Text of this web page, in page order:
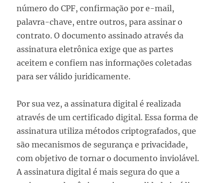
número do CPF, confirmação por e-mail,
palavra-chave, entre outros, para assinar o
contrato. O documento assinado através da
assinatura eletrônica exige que as partes
aceitem e confiem nas informações coletadas
para ser válido juridicamente.
Por sua vez, a assinatura digital é realizada
através de um certificado digital. Essa forma de
assinatura utiliza métodos criptografados, que
são mecanismos de segurança e privacidade,
com objetivo de tornar o documento inviolável.
A assinatura digital é mais segura do que a